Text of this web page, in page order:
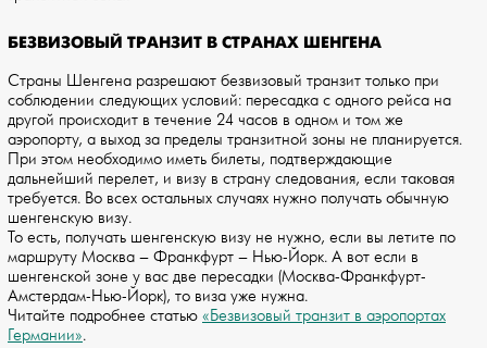
БЕЗВИЗОВЫЙ ТРАНЗИТ В СТРАНАХ ШЕНГЕНА
Страны Шенгена разрешают безвизовый транзит только при
соблюдении следующих условий: пересадка с одного рейса на
другой происходит в течение 24 часов в одном и том же
аэропорту, а выход за пределы транзитной зоны не планируется.
При этом необходимо иметь билеты, подтверждающие
дальнейший перелет, и визу в страну следования, если таковая
требуется. Во всех остальных случаях нужно получать обычную
шенгенскую визу.
То есть, получать шенгенскую визу не нужно, если вы летите по
маршруту Москва – Франкфурт – Нью-Йорк. А вот если в
шенгенской зоне у вас две пересадки (Москва-Франкфурт-
Амстердам-Нью-Йорк), то виза уже нужна.
Читайте подробнее статью «Безвизовый транзит в аэропортах
Германии».